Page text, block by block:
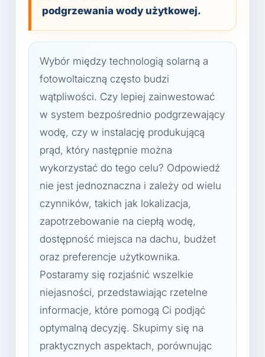
podgrzewania wody użytkowej.
Wybór między technologią solarną a
fotowoltaiczną często budzi
wątpliwości. Czy lepiej zainwestować
w system bezpośrednio podgrzewający
wodę, czy w instalację produkującą
prąd, który następnie można
wykorzystać do tego celu? Odpowiedź
nie jest jednoznaczna i zależy od wielu
czynników, takich jak lokalizacja,
zapotrzebowanie na ciepłą wodę,
dostępność miejsca na dachu, budżet
oraz preferencje użytkownika.
Postaramy się rozjaśnić wszelkie
niejasności, przedstawiając rzetelne
informacje, które pomogą Ci podjąć
optymalną decyzję. Skupimy się na
praktycznych aspektach, porównując